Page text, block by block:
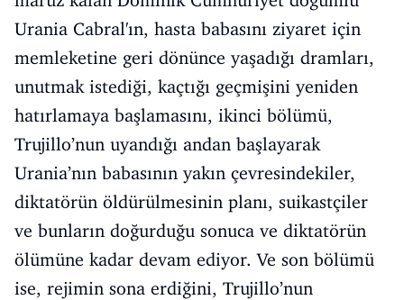
Urania Cabral'ın, hasta babasını ziyaret için
memleketine geri dönünce yaşadığı dramları,
unutmak istediği, kaçtığı geçmişini yeniden
hatırlamaya başlamasını, ikinci bölümü,
Trujillo’nun uyandığı andan başlayarak
Urania’nın babasının yakın çevresindekiler,
diktatörün öldürülmesinin planı, suikastçiler
ve bunların doğurduğu sonuca ve diktatörün
ölümüne kadar devam ediyor. Ve son bölümü
ise, rejimin sona erdiğini, Trujillo’nun